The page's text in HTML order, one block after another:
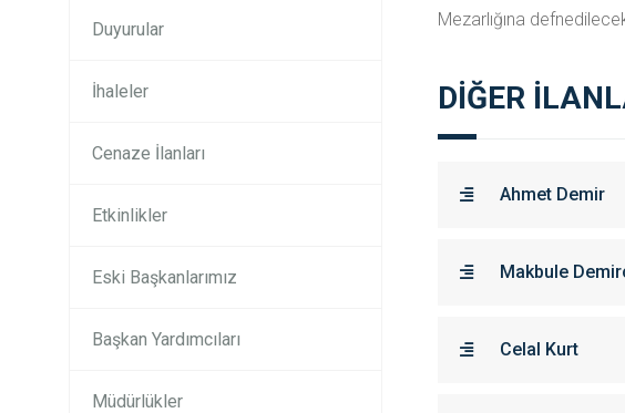
Duyurular
İhaleler
Cenaze İlanları
Etkinlikler
Eski Başkanlarımız
Başkan Yardımcıları
Müdürlükler
Mezarlığına
DİĞER
Ahmet Demir
Makbule
Celal Kurt